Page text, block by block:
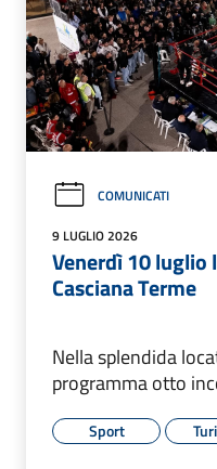
COMUNICATI
9 LUGLIO 2026
Venerdì 10 luglio
Casciana Terme
Nella splendida
programma otto
Sport